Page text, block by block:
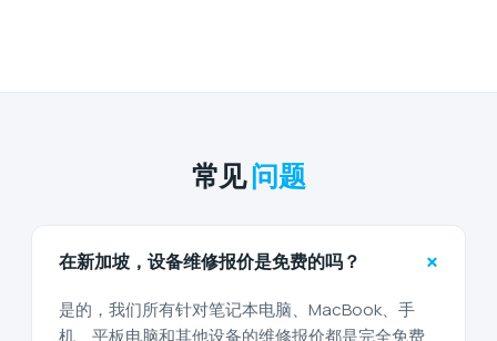
常见问题
在新加坡，设备维修报价是免费的吗？ +
是的，我们所有针对笔记本电脑、MacBook、手
机、平板电脑和其他设备的维修报价都是完全免费